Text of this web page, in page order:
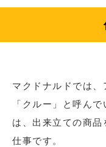
マクドナルドでは
「クルー」と呼ん
は、出来立ての商
仕事です。